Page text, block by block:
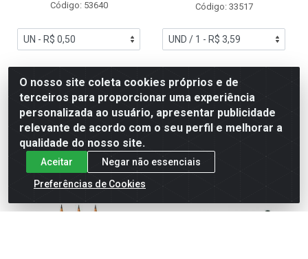
Código: 53640
R$ 0,50
Adicionar
Código: 33517
R$ 3,59
Adicionar
O nosso site coleta cookies próprios e de
terceiros para proporcionar uma experiência
personalizada ao usuário, apresentar publicidade
relevante de acordo com o seu perfil e melhorar a
qualidade do nosso site.
Aceitar
Negar não essenciais
Preferências de Cookies